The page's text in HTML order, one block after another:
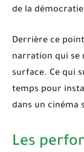
de la
Derrière ce
narration qui se
surface. Ce qui
temps pour
dans un cinéma
Les